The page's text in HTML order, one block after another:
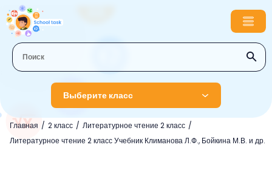
Выберите класс
Главная 2 класс
Литературное чтение 2 класс
Литературное чтение 2 класс Учебник Климанова Л.Ф., Бойкина М.В. и др.
1 класс